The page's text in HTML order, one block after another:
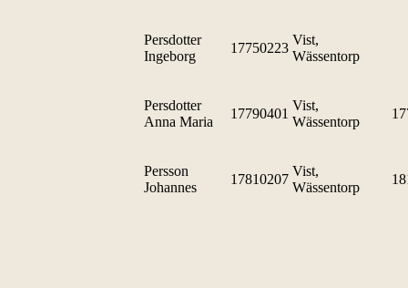
Persdotter
Ingeborg
17750223
Vist,
Wässentorp
Persdotter
Anna Maria
17790401
Vist,
Wässentorp
Persson
Johannes
17810207
Vist,
Wässentorp